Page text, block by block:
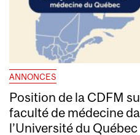
ANNONCES
Position de la CDFM
faculté de médecine
l’Université du Québec